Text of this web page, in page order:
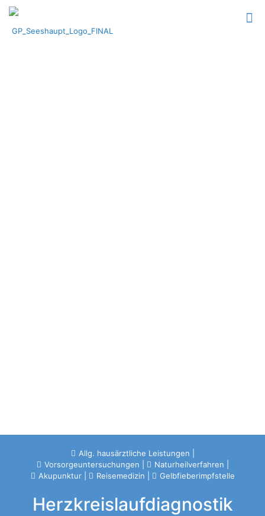
Allg. hausärztliche Leistungen
Vorsorgeuntersuchungen
Naturheilverfahren
Akupunktur| Reisemedizin Gelbfieberimpfstelle
Herzkreislaufdiagnostik